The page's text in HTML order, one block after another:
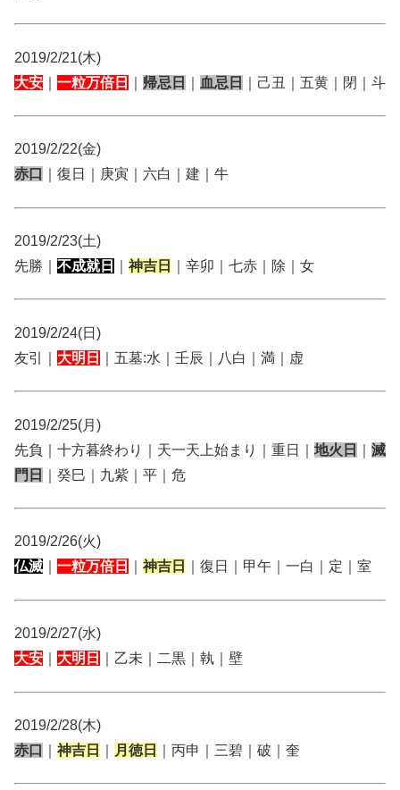
2019/2/21(木)
大安
一粒万倍日 帰忌日 血忌日 ｜己丑｜五黄｜閉｜斗
2019/2/22(金)
赤口
｜復日｜庚寅｜六白｜建｜牛
2019/2/23(土)
先勝｜ 不成就日 神吉日 ｜辛卯｜七赤｜除｜女
2019/2/24(日)
友引｜ 大明日 ｜五墓:水｜壬辰｜八白｜満｜虚
2019/2/25(月)
先負｜十方暮終わり｜天一天上始まり｜重日｜ 地火日
滅
門日
｜癸巳｜九紫｜平｜危
2019/2/26(火)
仏滅
一粒万倍日 神吉日 ｜復日｜甲午｜一白｜定｜室
2019/2/27(水)
大安
大明日 ｜乙未｜二黒｜執｜壁
2019/2/28(木)
赤口
神吉日 月徳日 ｜丙申｜三碧｜破｜奎